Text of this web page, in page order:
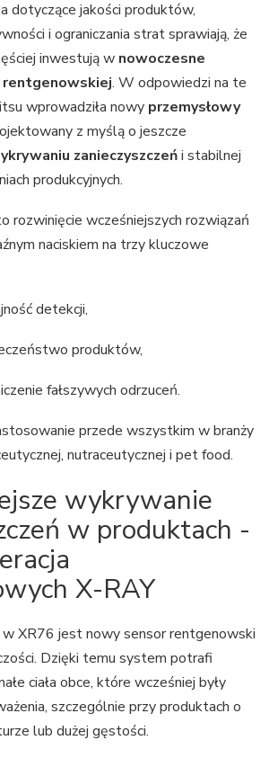
dotyczące jakości produktów,
i ograniczania strat sprawiają, że
inwestują w nowoczesne
. W odpowiedzi na te
wprowadziła nowy przemysłowy
z myślą o jeszcze
zanieczyszczeńi stabilnej
produkcyjnych.
rozwinięcie wcześniejszych rozwiązań
naciskiem na trzy kluczowe
detekcji,
produktów,
fałszywych odrzuceń.
przede wszystkim w branży
nutraceutycznej i pet food.
wykrywanie
w produktach -
X-RAY
w XR76 jest nowy sensor rentgenowski
Dzięki temu system potrafi
ciała obce, które wcześniej były
szczególnie przy produktach o
lub dużej gęstości.